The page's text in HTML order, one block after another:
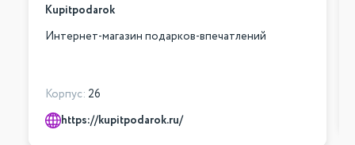
Kupitpodarok
Интернет-магазин подарков-впечатлений
Корпус: 26
https://kupitpodarok.ru/